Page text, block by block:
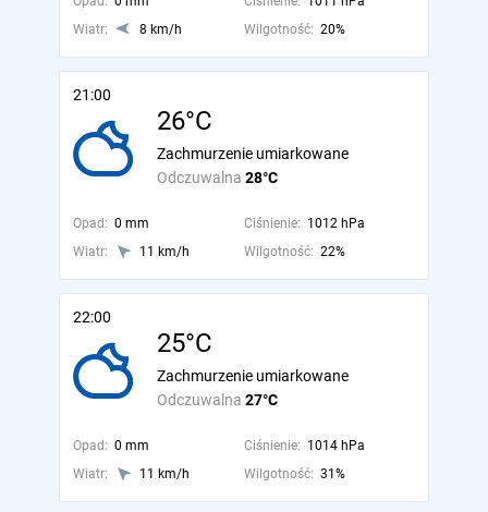
Wiatr:
8 km/h Wilgotność: 20%
21:00
26°C
Odczuwalna 28°C
Zachmurzenie umiarkowane
Opad: 0 mm Ciśnienie: 1012 hPa
Wiatr:
11 km/h Wilgotność: 22%
22:00
25°C
Odczuwalna 27°C
Zachmurzenie umiarkowane
Opad: 0 mm Ciśnienie: 1014 hPa
Wiatr:
11 km/h Wilgotność: 31%